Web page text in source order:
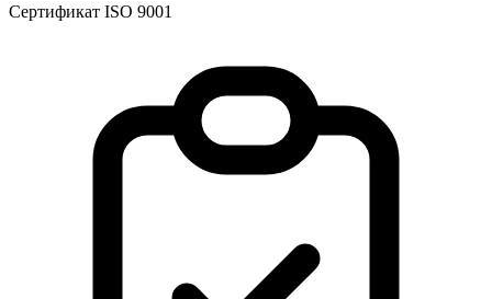
Сертификат ISO 9001